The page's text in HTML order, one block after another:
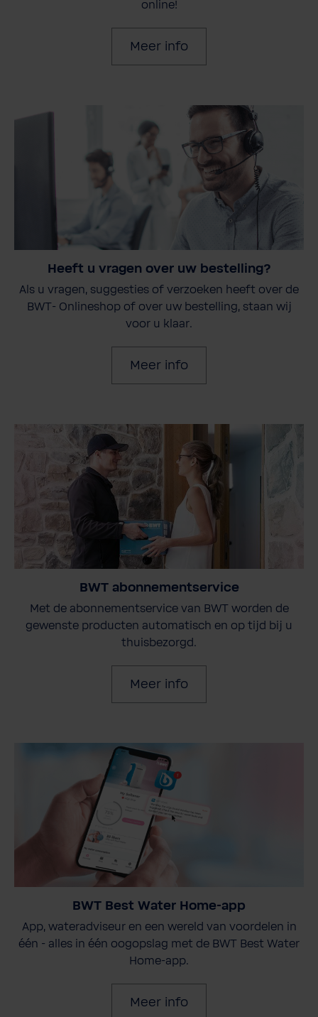
online!
Meer info
Heeft u vragen over uw bestelling?
Als u vragen, suggesties of verzoeken heeft over de
BWT- Onlineshop of over uw bestelling, staan wij
voor u klaar.
Meer info
BWT abonnementservice
Met de abonnementservice van BWT worden de
gewenste producten automatisch en op tijd bij u
thuisbezorgd.
Meer info
BWT Best Water Home-app
App, wateradviseur en een wereld van voordelen in
één - alles in één oogopslag met de BWT Best Water
Home-app.
Meer info